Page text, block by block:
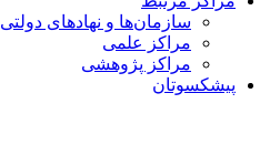
سازمان‌ها و نهادهای دولتی
مراکز علمی
مراکز پژوهشی
پیشکسوتان